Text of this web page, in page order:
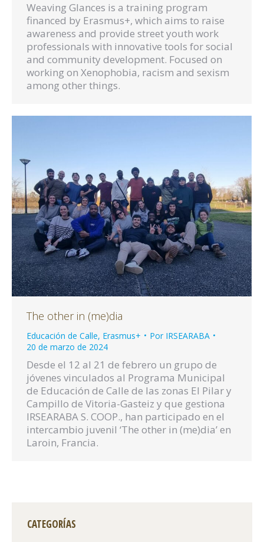
Weaving Glances is a training program
financed by Erasmus+, which aims to raise
awareness and provide street youth work
professionals with innovative tools for social
and community development. Focused on
working on Xenophobia, racism and sexism
among other things.
The other in (me)dia
Educación de Calle, Erasmus+ Por IRSEARABA
20 de marzo de 2024
Desde el 12 al 21 de febrero un grupo de
jóvenes vinculados al Programa Municipal
de Educación de Calle de las zonas El Pilar y
Campillo de Vitoria-Gasteiz y que gestiona
IRSEARABA S. COOP., han participado en el
intercambio juvenil ‘The other in (me)dia’ en
Laroin, Francia.
CATEGORÍAS